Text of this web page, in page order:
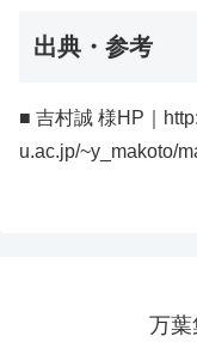
出典・参考
■ 吉村誠 様HP｜
u.ac.jp/~y_makoto/
万葉